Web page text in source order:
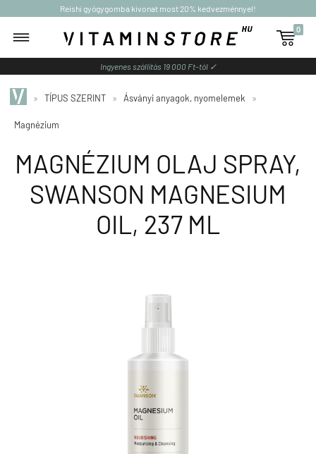
Reishi gyógygomba kivonat most 20% kedvezménnyel!

0
Ingyenes szállítás 19 000 Ft-tól ✓
» TÍPUS SZERINT » Ásványi anyagok, nyomelemek »
Magnézium
MAGNÉZIUM OLAJ SPRAY,
SWANSON MAGNESIUM
OIL, 237 ML